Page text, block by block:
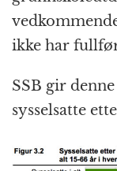
ikke har
SSB gir
syssel­satte